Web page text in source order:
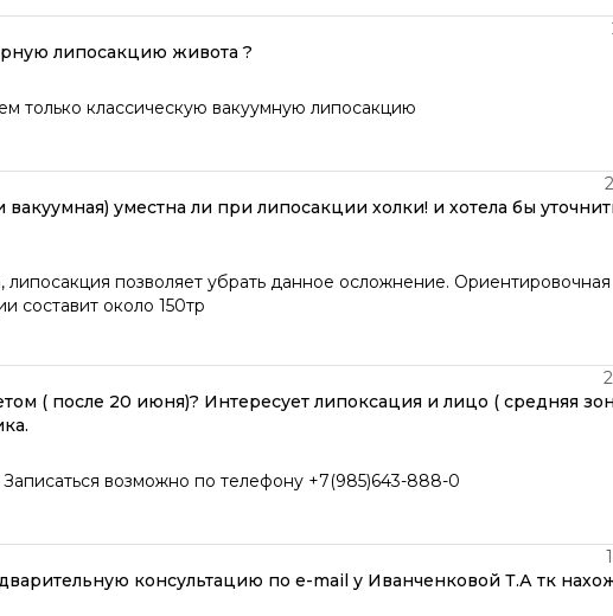
липосакцию живота ?
только классическую вакуумную липосакцию
уместна ли при липосакции холки! и хотела бы
позволяет убрать данное осложнение. Ориентировочная
составит около 150тр
( после 20 июня)? Интересует липоксация и лицо ( средняя
возможно по телефону +7(985)643-888-0
консультацию по e-mail у Иванченковой Т.А тк